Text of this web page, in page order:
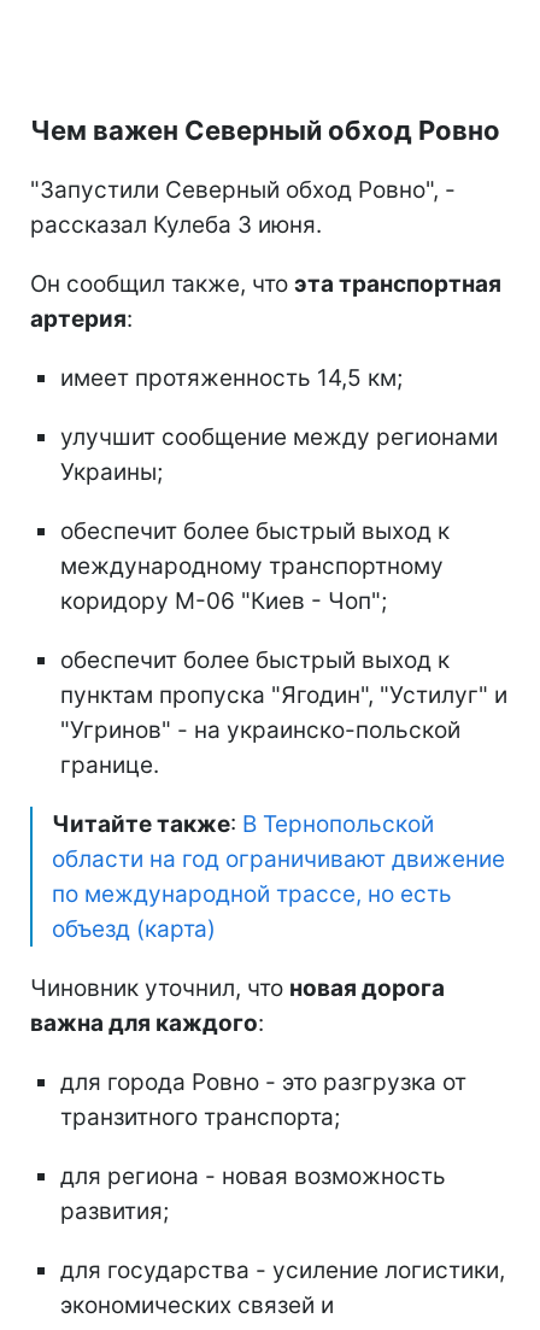
Чем важен Северный обход Ровно
"Запустили Северный обход Ровно", -
рассказал Кулеба 3 июня.
Он сообщил также, что эта транспортная
артерия:
имеет протяженность 14,5 км;
улучшит сообщение между регионами
Украины;
обеспечит более быстрый выход к
международному транспортному
коридору М-06 "Киев - Чоп";
обеспечит более быстрый выход к
пунктам пропуска "Ягодин", "Устилуг" и
"Угринов" - на украинско-польской
границе.
Читайте также: В Тернопольской
области на год ограничивают движение
по международной трассе, но есть
объезд (карта)
Чиновник уточнил, что новая дорога
важна для каждого:
для города Ровно - это разгрузка от
транзитного транспорта;
для региона - новая возможность
развития;
для государства - усиление логистики,
экономических связей и